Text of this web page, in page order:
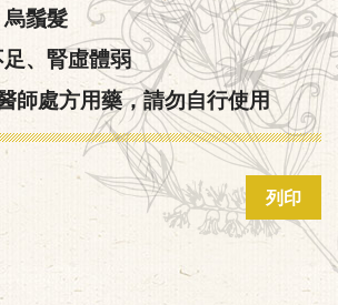
鬚髮
、腎虛體弱
師處方用藥，請勿自行使用
列印